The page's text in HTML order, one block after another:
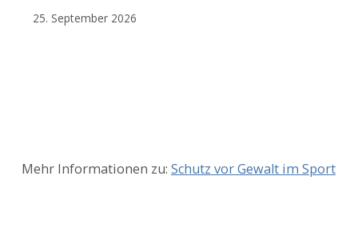
25. September 2026
Mehr Informationen zu: Schutz vor Gewalt im Sport